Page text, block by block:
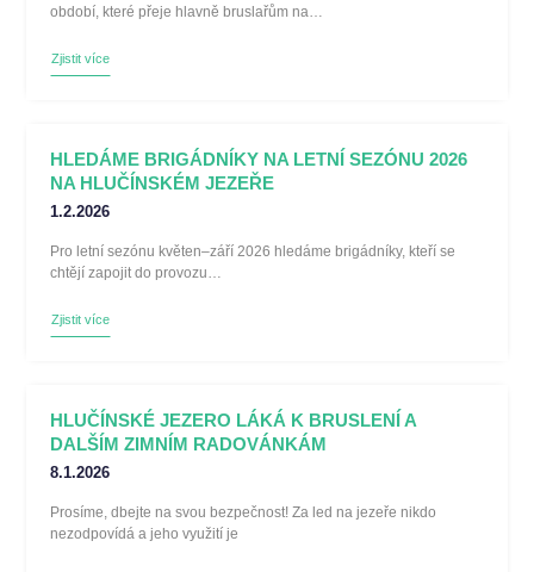
období, které přeje hlavně bruslařům na…
Zjistit více
HLEDÁME BRIGÁDNÍKY NA LETNÍ SEZÓNU 2026
NA HLUČÍNSKÉM JEZEŘE
1.2.2026
Pro letní sezónu květen–září 2026 hledáme brigádníky, kteří se
chtějí zapojit do provozu…
Zjistit více
HLUČÍNSKÉ JEZERO LÁKÁ K BRUSLENÍ A
DALŠÍM ZIMNÍM RADOVÁNKÁM
8.1.2026
Prosíme, dbejte na svou bezpečnost! Za led na jezeře nikdo
nezodpovídá a jeho využití je